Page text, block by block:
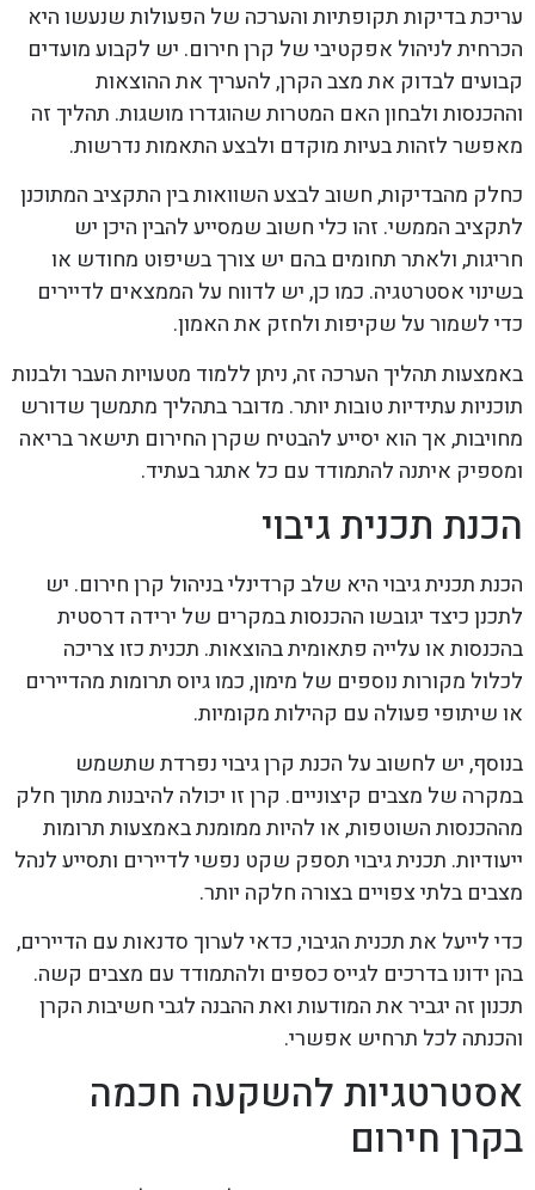
עריכת בדיקות תקופתיות והערכה של הפעולות שנעשו היא
הכרחית לניהול אפקטיבי של קרן חירום. יש לקבוע מועדים
קבועים לבדוק את מצב הקרן, להעריך את ההוצאות
וההכנסות ולבחון האם המטרות שהוגדרו מושגות. תהליך זה
מאפשר לזהות בעיות מוקדם ולבצע התאמות נדרשות.
כחלק מהבדיקות, חשוב לבצע השוואות בין התקציב המתוכנן
לתקציב הממשי. זהו כלי חשוב שמסייע להבין היכן יש
חריגות, ולאתר תחומים בהם יש צורך בשיפוט מחודש או
בשינוי אסטרטגיה. כמו כן, יש לדווח על הממצאים לדיירים
כדי לשמור על שקיפות ולחזק את האמון.
באמצעות תהליך הערכה זה, ניתן ללמוד מטעויות העבר ולבנות
תוכניות עתידיות טובות יותר. מדובר בתהליך מתמשך שדורש
מחויבות, אך הוא יסייע להבטיח שקרן החירום תישאר בריאה
ומספיק איתנה להתמודד עם כל אתגר בעתיד.
הכנת תכנית גיבוי
הכנת תכנית גיבוי היא שלב קרדינלי בניהול קרן חירום. יש
לתכנן כיצד יגובשו ההכנסות במקרים של ירידה דרסטית
בהכנסות או עלייה פתאומית בהוצאות. תכנית כזו צריכה
לכלול מקורות נוספים של מימון, כמו גיוס תרומות מהדיירים
או שיתופי פעולה עם קהילות מקומיות.
בנוסף, יש לחשוב על הכנת קרן גיבוי נפרדת שתשמש
במקרה של מצבים קיצוניים. קרן זו יכולה להיבנות מתוך חלק
מההכנסות השוטפות, או להיות ממומנת באמצעות תרומות
ייעודיות. תכנית גיבוי תספק שקט נפשי לדיירים ותסייע לנהל
מצבים בלתי צפויים בצורה חלקה יותר.
כדי לייעל את תכנית הגיבוי, כדאי לערוך סדנאות עם הדיירים,
בהן ידונו בדרכים לגייס כספים ולהתמודד עם מצבים קשה.
תכנון זה יגביר את המודעות ואת ההבנה לגבי חשיבות הקרן
והכנתה לכל תרחיש אפשרי.
אסטרטגיות להשקעה חכמה
בקרן חירום